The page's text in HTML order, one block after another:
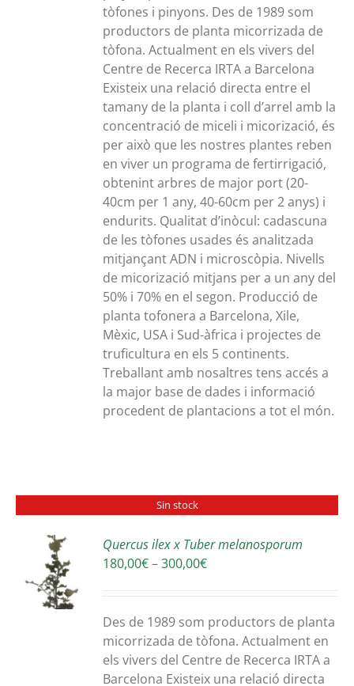
tòfones i pinyons. Des de 1989 som
productors de planta micorrizada de
tòfona. Actualment en els vivers del
Centre de Recerca IRTA a Barcelona
Existeix una relació directa entre el
tamany de la planta i coll d’arrel amb la
concentració de miceli i micorizació, és
per això que les nostres plantes reben
en viver un programa de fertirrigació,
obtenint arbres de major port (20-
40cm per 1 any, 40-60cm per 2 anys) i
endurits. Qualitat d’inòcul: cadascuna
de les tòfones usades és analitzada
mitjançant ADN i microscòpia. Nivells
de micorizació mitjans per a un any del
50% i 70% en el segon. Producció de
planta tofonera a Barcelona, Xile,
Mèxic, USA i Sud-àfrica i projectes de
truficultura en els 5 continents.
Treballant amb nosaltres tens accés a
la major base de dades i informació
procedent de plantacions a tot el món.
Sin stock
Quercus ilex x Tuber melanosporum
180,00€–300,00€Interval
180,00€
a
300,00€
Des de 1989 som productors de planta
micorrizada de tòfona. Actualment en
els vivers del Centre de Recerca IRTA a
Barcelona Existeix una relació directa